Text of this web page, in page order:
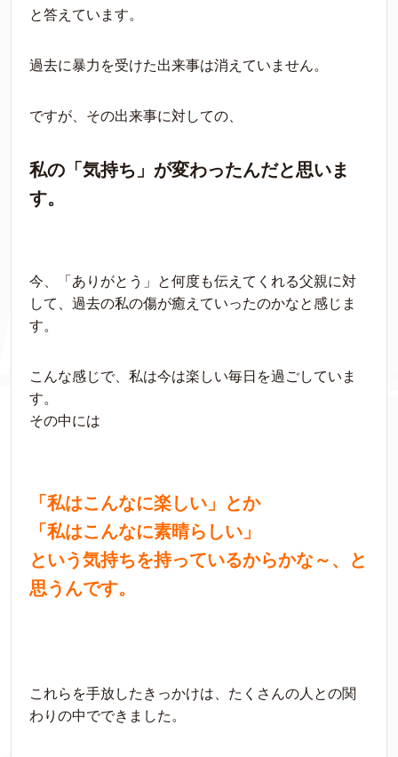
と答えています。
過去に暴力を受けた出来事は消えていません。
ですが、その出来事に対しての、
私の「気持ち」が変わったんだと思いま
す。
今、「ありがとう」と何度も伝えてくれる父親に対
して、過去の私の傷が癒えていったのかなと感じま
す。
こんな感じで、私は今は楽しい毎日を過ごしていま
す。
その中には
「私はこんなに楽しい」とか
「私はこんなに素晴らしい」
という気持ちを持っているからかな～、と
思うんです。
これらを手放したきっかけは、たくさんの人との関
わりの中でできました。